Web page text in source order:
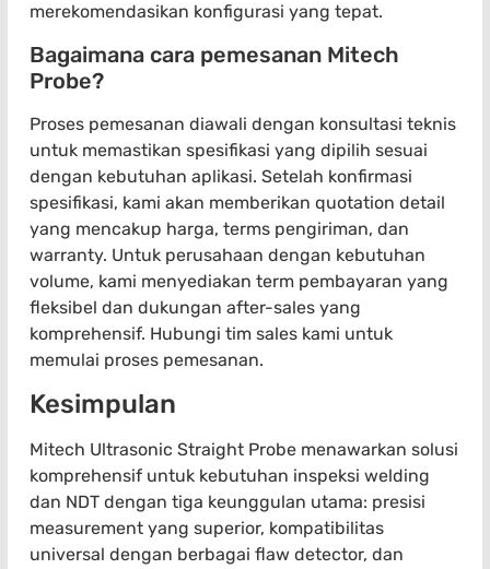
merekomendasikan konfigurasi yang tepat.
Bagaimana cara pemesanan Mitech
Probe?
Proses pemesanan diawali dengan konsultasi teknis
untuk memastikan spesifikasi yang dipilih sesuai
dengan kebutuhan aplikasi. Setelah konfirmasi
spesifikasi, kami akan memberikan quotation detail
yang mencakup harga, terms pengiriman, dan
warranty. Untuk perusahaan dengan kebutuhan
volume, kami menyediakan term pembayaran yang
fleksibel dan dukungan after-sales yang
komprehensif. Hubungi tim sales kami untuk
memulai proses pemesanan.
Kesimpulan
Mitech Ultrasonic Straight Probe menawarkan solusi
komprehensif untuk kebutuhan inspeksi welding
dan NDT dengan tiga keunggulan utama: presisi
measurement yang superior, kompatibilitas
universal dengan berbagai flaw detector, dan